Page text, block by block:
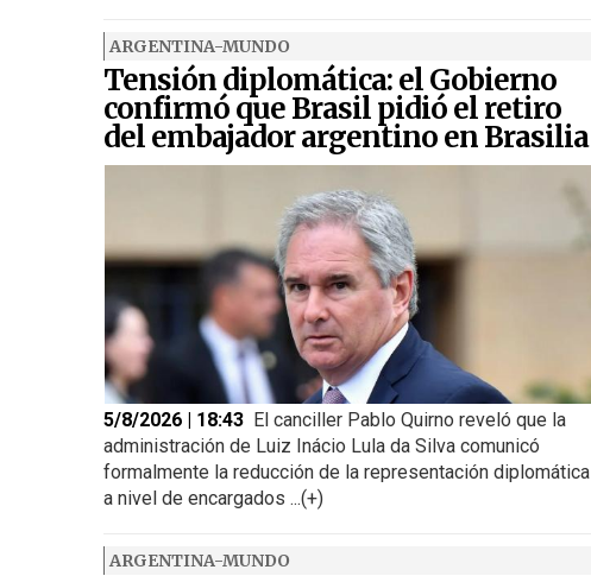
ARGENTINA-MUNDO
Tensión diplomática: el Gobierno
confirmó que Brasil pidió el retiro
del embajador argentino en Brasilia
5/8/2026 | 18:43 El canciller Pablo Quirno reveló que la
administración de Luiz Inácio Lula da Silva comunicó
formalmente la reducción de la representación diplomática
a nivel de encargados ...(+)
ARGENTINA-MUNDO